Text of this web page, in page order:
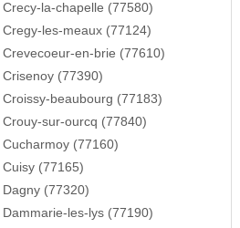
la-chapelle (77580)
les-meaux (77124)
en-brie (77610)
(77390)
beaubourg (77183)
sur-ourcq (77840)
(77160)
(77165)
(77320)
les-lys (77190)